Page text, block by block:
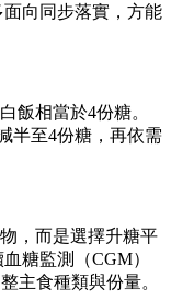
向同步落實，方能
飯相當於4份糖。
半至4份糖，再依需
，而是選擇升糖平
糖監測（CGM）
主食種類與份量。